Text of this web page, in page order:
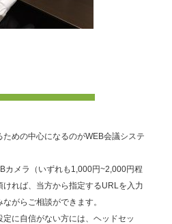
めの中心になるのがWEB会議システ
カメラ（いずれも1,000円~2,000円程
れば、当方から指定するURLを入力
がらご相談ができます。
に自信がない方には、ヘッドセッ